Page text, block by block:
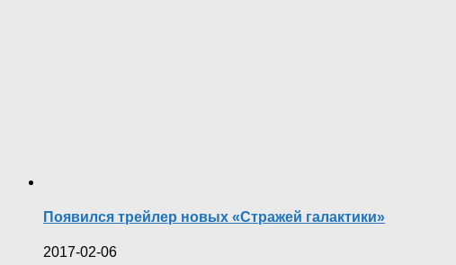
Появился трейлер новых «Стражей галактики»
2017-02-06